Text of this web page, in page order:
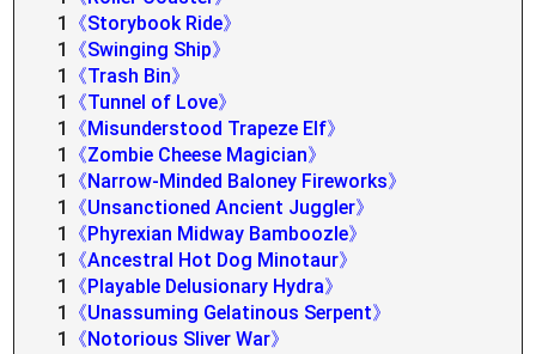
1
《Storybook Ride》
1
《Swinging Ship》
1
《Trash Bin》
1
《Tunnel of Love》
1
《Misunderstood Trapeze Elf》
1
《Zombie Cheese Magician》
1
《Narrow-Minded Baloney Fireworks》
1
《Unsanctioned Ancient Juggler》
1
《Phyrexian Midway Bamboozle》
1
《Ancestral Hot Dog Minotaur》
1
《Playable Delusionary Hydra》
1
《Unassuming Gelatinous Serpent》
1
《Notorious Sliver War》